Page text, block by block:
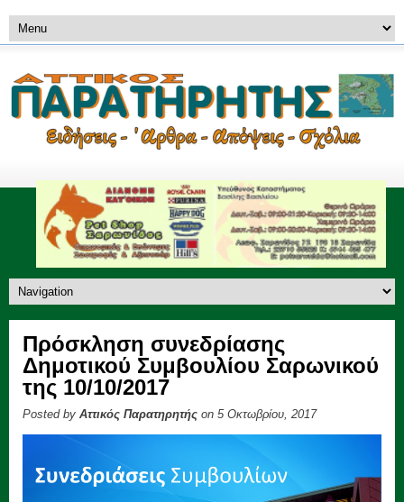
Πρόσκληση συνεδρίασης
Δημοτικού Συμβουλίου Σαρωνικού
της 10/10/2017
Posted by Αττικός Παρατηρητής on 5 Οκτωβρίου, 2017